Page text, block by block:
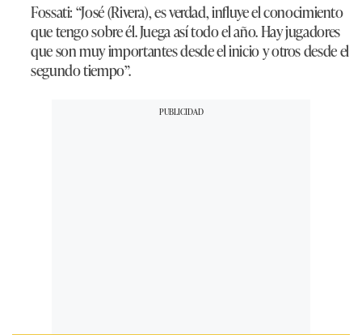
Fossati: “José (Rivera), es verdad, influye el conocimiento
que tengo sobre él. Juega así todo el año. Hay jugadores
que son muy importantes desde el inicio y otros desde el
segundo tiempo”.